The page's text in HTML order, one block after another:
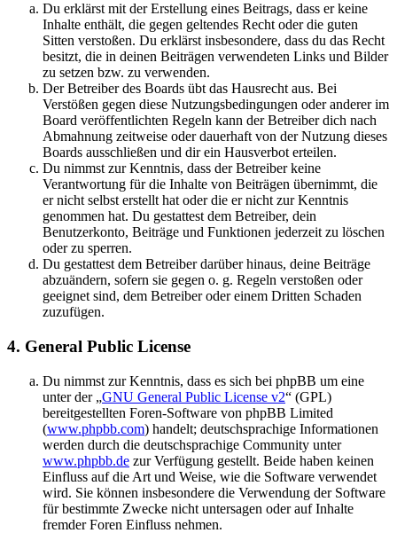
Du erklärst mit der Erstellung eines Beitrags, dass er keine
Inhalte enthält, die gegen geltendes Recht oder die guten
Sitten verstoßen. Du erklärst insbesondere, dass du das Recht
besitzt, die in deinen Beiträgen verwendeten Links und Bilder
zu setzen bzw. zu verwenden.
Der Betreiber des Boards übt das Hausrecht aus. Bei
Verstößen gegen diese Nutzungsbedingungen oder anderer im
Board veröffentlichten Regeln kann der Betreiber dich nach
Abmahnung zeitweise oder dauerhaft von der Nutzung dieses
Boards ausschließen und dir ein Hausverbot erteilen.
Du nimmst zur Kenntnis, dass der Betreiber keine
Verantwortung für die Inhalte von Beiträgen übernimmt, die
er nicht selbst erstellt hat oder die er nicht zur Kenntnis
genommen hat. Du gestattest dem Betreiber, dein
Benutzerkonto, Beiträge und Funktionen jederzeit zu löschen
oder zu sperren.
Du gestattest dem Betreiber darüber hinaus, deine Beiträge
abzuändern, sofern sie gegen o. g. Regeln verstoßen oder
geeignet sind, dem Betreiber oder einem Dritten Schaden
zuzufügen.
4. General Public License
Du nimmst zur Kenntnis, dass es sich bei phpBB um eine
unter der „GNU General Public License v2“ (GPL)
bereitgestellten Foren-Software von phpBB Limited
(www.phpbb.com) handelt; deutschsprachige Informationen
werden durch die deutschsprachige Community unter
www.phpbb.de zur Verfügung gestellt. Beide haben keinen
Einfluss auf die Art und Weise, wie die Software verwendet
wird. Sie können insbesondere die Verwendung der Software
für bestimmte Zwecke nicht untersagen oder auf Inhalte
fremder Foren Einfluss nehmen.